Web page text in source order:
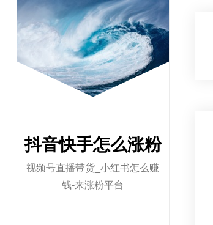
抖音快手怎么涨粉
视频号直播带货_小红书怎么赚
钱-来涨粉平台